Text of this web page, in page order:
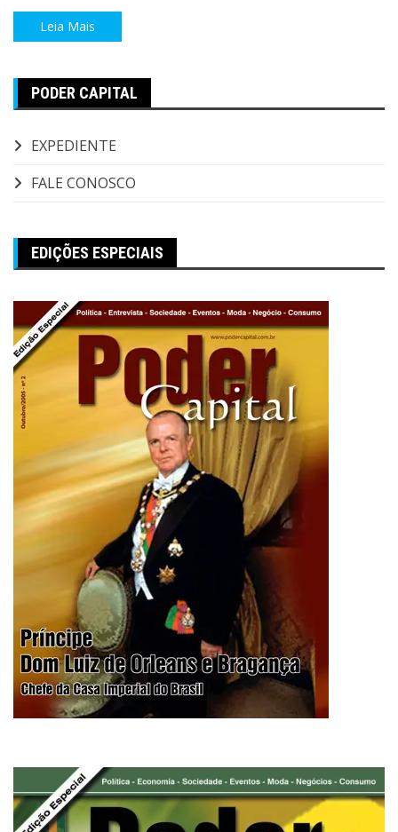
Leia Mais
PODER CAPITAL
EXPEDIENTE
FALE CONOSCO
EDIÇÕES ESPECIAIS